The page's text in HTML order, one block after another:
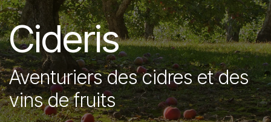
Cideris
Aventuriers des cidres et des
vins de fruits